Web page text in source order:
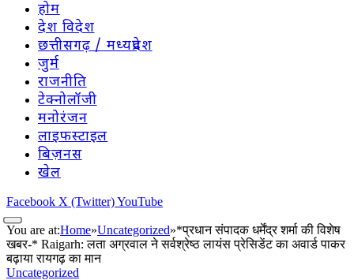
होम
देश विदेश
छत्तीसगढ़ / मध्यप्रदेश
जुर्म
राजनीति
टेक्नोलॉजी
मनोरंजन
लाइफस्टाइल
बिज़नस
खेल
Facebook X (Twitter)YouTube
You are at:Home»Uncategorized»*प्रधान संपादक धर्मेंद्र शर्मा की विशेष
खबर-* Raigarh: लता अग्रवाल ने सर्वश्रेष्ठ लायंस प्रेसिडेंट का अवार्ड पाकर
बढ़ाया रायगढ़ का मान
Uncategorized